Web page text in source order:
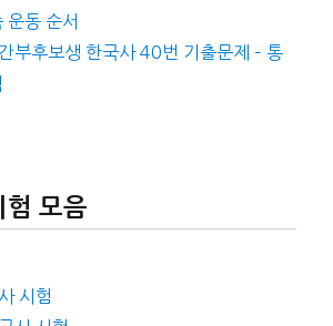
운동 순서
부후보생 한국사 40번 기출문제 – 통
험 모음
시험